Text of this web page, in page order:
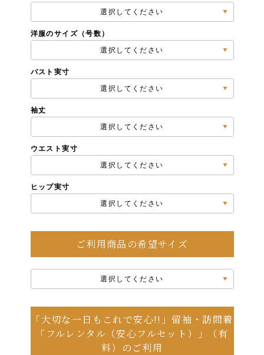
選択してください
洋服のサイズ（号数）
選択してください
バスト実寸
選択してください
袖丈
選択してください
ウエスト実寸
選択してください
ヒップ実寸
選択してください
ご利用商品の希望サイズ
選択してください
「大切な一日もこれで安心!!」留袖・訪問着
「フルレンタル（安心フルセット）」（有
料）のご利用